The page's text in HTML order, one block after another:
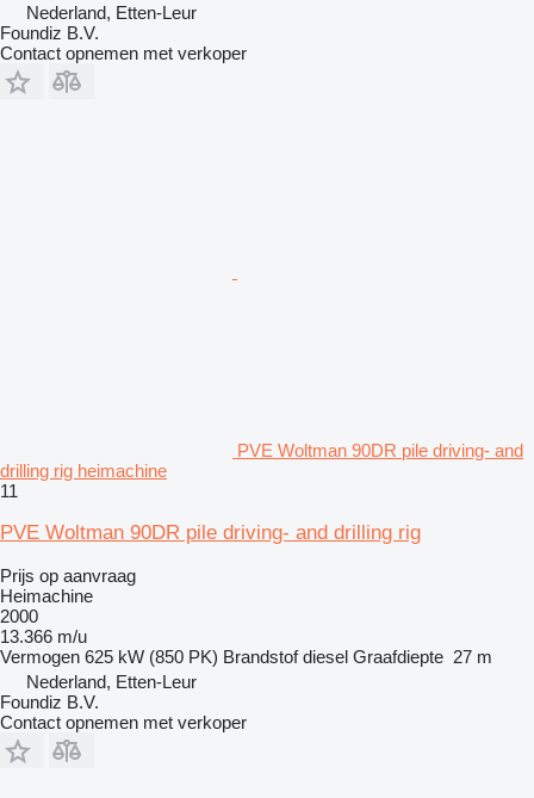
Nederland, Etten-Leur
Foundiz B.V.
Contact opnemen met verkoper
PVE Woltman 90DR pile driving- and
drilling rig heimachine
11
PVE Woltman 90DR pile driving- and drilling rig
Prijs op aanvraag
Heimachine
2000
13.366 m/u
Vermogen 625 kW (850 PK) Brandstof diesel Graafdiepte 27 m
Nederland, Etten-Leur
Foundiz B.V.
Contact opnemen met verkoper